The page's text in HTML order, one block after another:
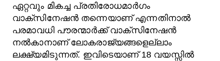
ഏറ്റവും മികച്ച പ്രതിരോധമാർഗം
വാക്സിനേഷൻ തന്നെയാണ് എന്നതിനാൽ
പരമാവധി പൗരന്മാർക്ക് വാക്സിനേഷൻ
നൽകാനാണ് ലോകരാജ്യങ്ങളെല്ലാം
ലക്ഷ്യമിടുന്നത്. ഇവിടെയാണ് 18 വയസ്സിൽ